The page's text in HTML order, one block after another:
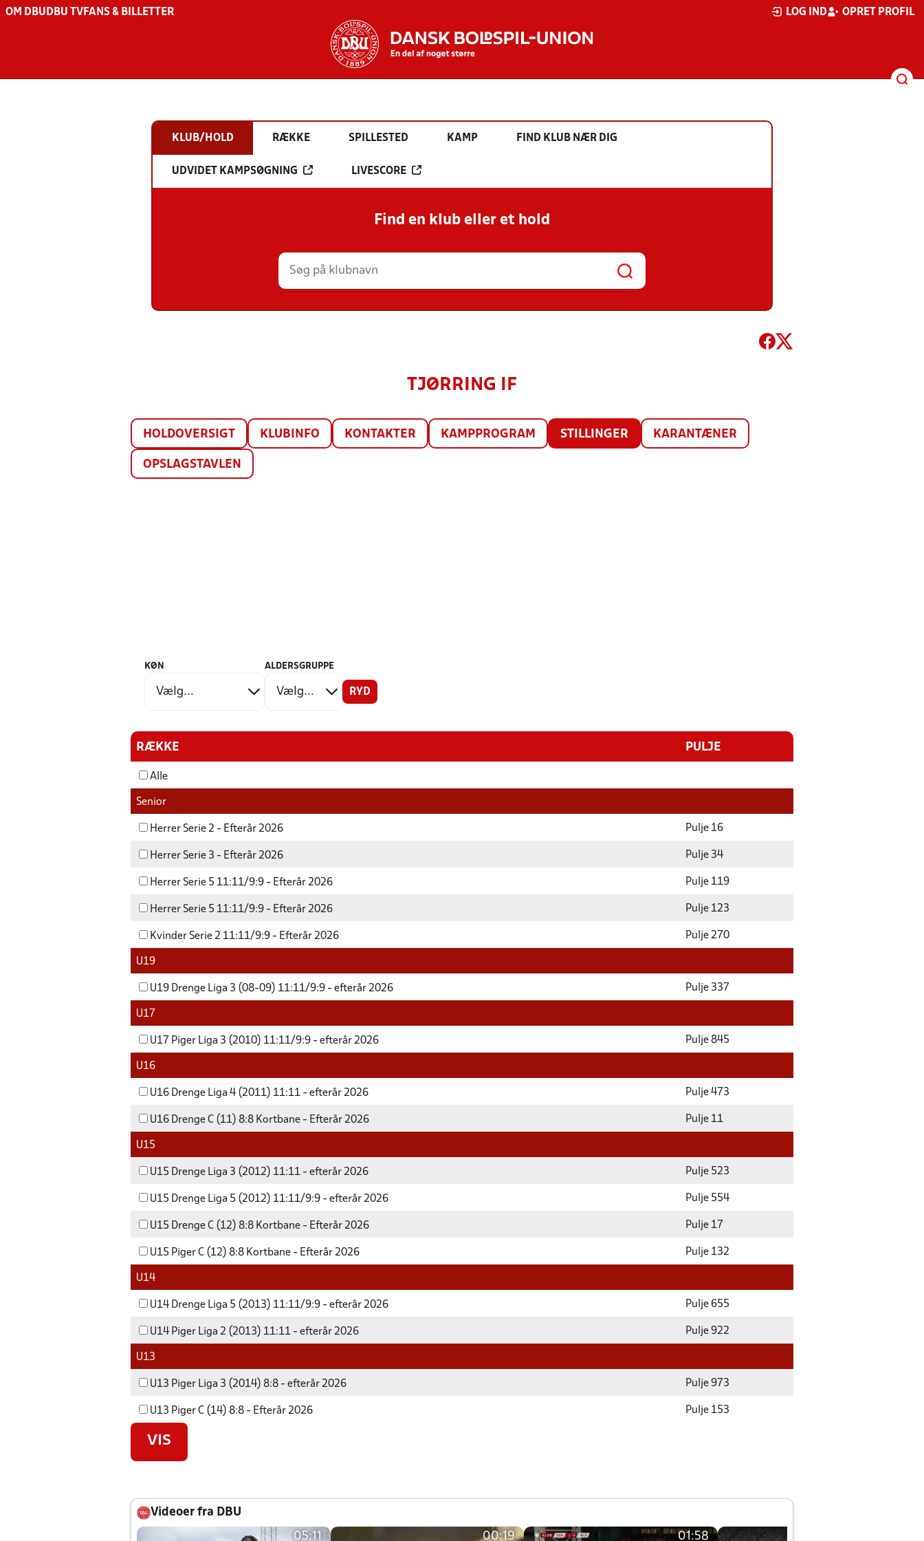
OM DBU DBU TV FANS & BILLETTER LOG IND OPRET PROFIL
KLUB/HOLD RÆKKE SPILLESTED KAMP FIND KLUB NÆR DIG
UDVIDET KAMPSØGNING LIVESCORE
Find en klub eller et hold
TJØRRING IF
HOLDOVERSIGT KLUBINFO KONTAKTER KAMPPROGRAM STILLINGER KARANTÆNER
OPSLAGSTAVLEN
KØN ALDERSGRUPPE
RYD
RÆKKE PULJE
Alle
Senior
Herrer Serie 2 - Efterår 2026 Pulje 16
Herrer Serie 3 - Efterår 2026 Pulje 34
Herrer Serie 5 11:11/9:9 - Efterår 2026 Pulje 119
Herrer Serie 5 11:11/9:9 - Efterår 2026 Pulje 123
Kvinder Serie 2 11:11/9:9 - Efterår 2026 Pulje 270
U19
U19 Drenge Liga 3 (08-09) 11:11/9:9 - efterår 2026 Pulje 337
U17
U17 Piger Liga 3 (2010) 11:11/9:9 - efterår 2026 Pulje 845
U16
U16 Drenge Liga 4 (2011) 11:11 - efterår 2026 Pulje 473
U16 Drenge C (11) 8:8 Kortbane - Efterår 2026 Pulje 11
U15
U15 Drenge Liga 3 (2012) 11:11 - efterår 2026 Pulje 523
U15 Drenge Liga 5 (2012) 11:11/9:9 - efterår 2026 Pulje 554
U15 Drenge C (12) 8:8 Kortbane - Efterår 2026 Pulje 17
U15 Piger C (12) 8:8 Kortbane - Efterår 2026 Pulje 132
U14
U14 Drenge Liga 5 (2013) 11:11/9:9 - efterår 2026 Pulje 655
U14 Piger Liga 2 (2013) 11:11 - efterår 2026 Pulje 922
U13
U13 Piger Liga 3 (2014) 8:8 - efterår 2026 Pulje 973
U13 Piger C (14) 8:8 - Efterår 2026 Pulje 153
VIS
Videoer fra DBU
05:11 00:19 01:58